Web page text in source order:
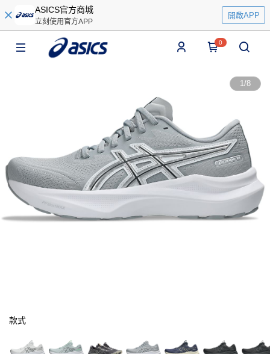
ASICS官方商城
立刻使用官方APP
開啟APP
0
1/8
款式